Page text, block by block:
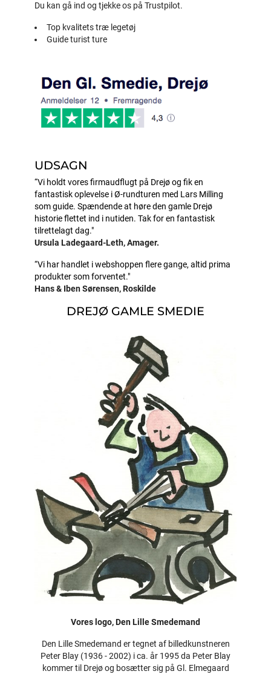
Du kan gå ind og tjekke os på Trustpilot.
Top kvalitets træ legetøj
Guide turist ture
UDSAGN
“Vi holdt vores firmaudflugt på Drejø og fik en
fantastisk oplevelse i Ø-rundturen med Lars Milling
som guide. Spændende at høre den gamle Drejø
historie flettet ind i nutiden. Tak for en fantastisk
tilrettelagt dag."
Ursula Ladegaard-Leth, Amager.
“Vi har handlet i webshoppen flere gange, altid prima
produkter som forventet."
Hans & Iben Sørensen, Roskilde
DREJØ GAMLE SMEDIE
Vores logo, Den Lille Smedemand
Den Lille Smedemand er tegnet af billedkunstneren
Peter Blay (1936 - 2002) i ca. år 1995 da Peter Blay
kommer til Drejø og bosætter sig på Gl. Elmegaard